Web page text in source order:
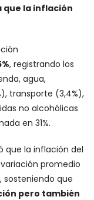
que la inflación
, registrando los
agua,
transporte (3,4%),
no alcohólicas
en 31%.
que la inflación del
promedio
sosteniendo que
pero también